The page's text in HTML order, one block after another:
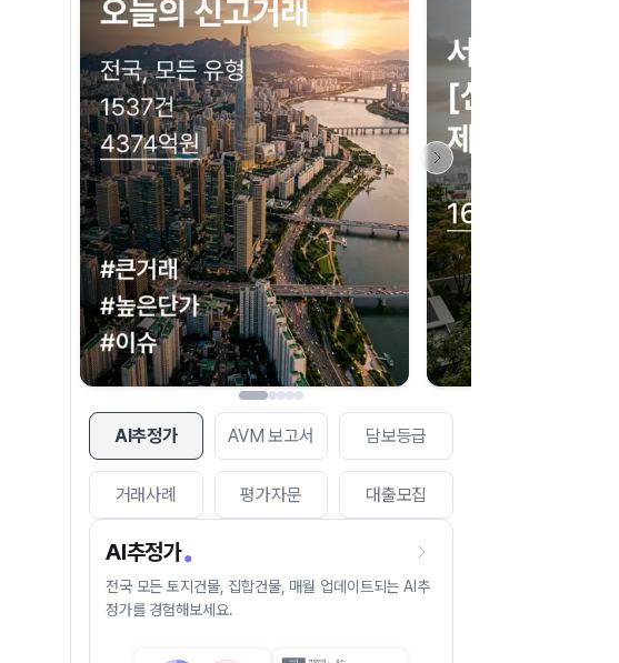
AI추정가 AVM 보고서 담보등급
거래사례 평가자문 대출모집
AI추정가
전국 모든 토지건물, 집합건물, 매월 업데이트되는 AI추
정가를 경험해보세요.